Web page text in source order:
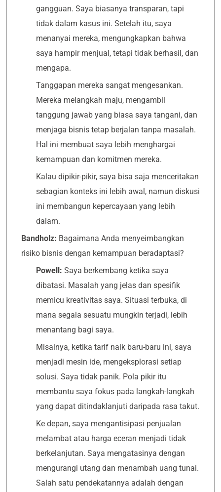
gangguan. Saya biasanya transparan, tapi
tidak dalam kasus ini. Setelah itu, saya
menanyai mereka, mengungkapkan bahwa
saya hampir menjual, tetapi tidak berhasil, dan
mengapa.
Tanggapan mereka sangat mengesankan.
Mereka melangkah maju, mengambil
tanggung jawab yang biasa saya tangani, dan
menjaga bisnis tetap berjalan tanpa masalah.
Hal ini membuat saya lebih menghargai
kemampuan dan komitmen mereka.
Kalau dipikir-pikir, saya bisa saja menceritakan
sebagian konteks ini lebih awal, namun diskusi
ini membangun kepercayaan yang lebih
dalam.
Bandholz: Bagaimana Anda menyeimbangkan
risiko bisnis dengan kemampuan beradaptasi?
Powell: Saya berkembang ketika saya
dibatasi. Masalah yang jelas dan spesifik
memicu kreativitas saya. Situasi terbuka, di
mana segala sesuatu mungkin terjadi, lebih
menantang bagi saya.
Misalnya, ketika tarif naik baru-baru ini, saya
menjadi mesin ide, mengeksplorasi setiap
solusi. Saya tidak panik. Pola pikir itu
membantu saya fokus pada langkah-langkah
yang dapat ditindaklanjuti daripada rasa takut.
Ke depan, saya mengantisipasi penjualan
melambat atau harga eceran menjadi tidak
berkelanjutan. Saya mengatasinya dengan
mengurangi utang dan menambah uang tunai.
Salah satu pendekatannya adalah dengan